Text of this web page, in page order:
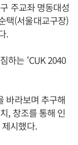
주교좌 명동대성
택(서울대교구장)
.
하는 ‘CUK 2040
바라보며 추구해
, 창조를 통해 인
시했다.